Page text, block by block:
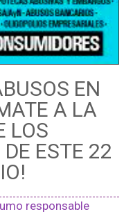
EN
A LA
LOS
ESTE 22
responsable